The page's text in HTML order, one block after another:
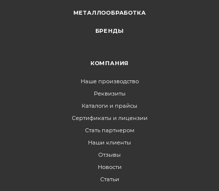
МЕТАЛЛООБРАБОТКА
БРЕНДЫ
КОМПАНИЯ
Наше производство
Реквизиты
Каталоги и прайсы
Сертификаты и лицензии
Стать партнером
Наши клиенты
Отзывы
Новости
Статьи